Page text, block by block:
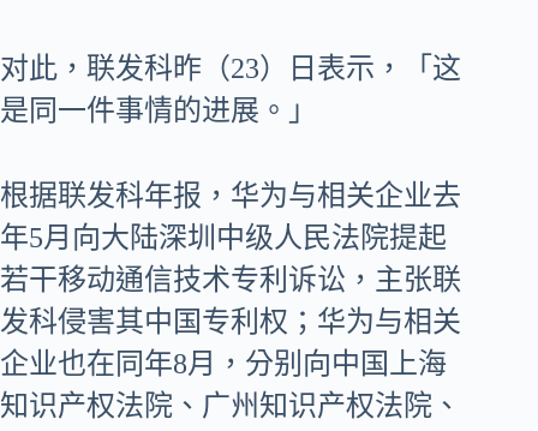
对此，联发科昨（23）日表示，「这
是同一件事情的进展。」
根据联发科年报，华为与相关企业去
年5月向大陆深圳中级人民法院提起
若干移动通信技术专利诉讼，主张联
发科侵害其中国专利权；华为与相关
企业也在同年8月，分别向中国上海
知识产权法院、广州知识产权法院、